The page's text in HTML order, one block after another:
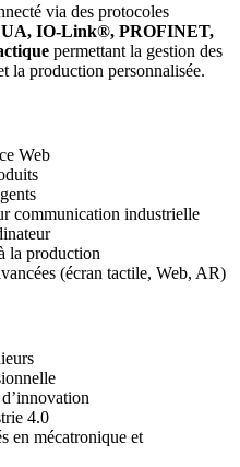
via des protocoles
UA, IO-Link®, PROFINET,
permettant la gestion des
la production personnalisée.
Web
communication industrielle
la production
(écran tactile, Web, AR)
4.0
en mécatronique et